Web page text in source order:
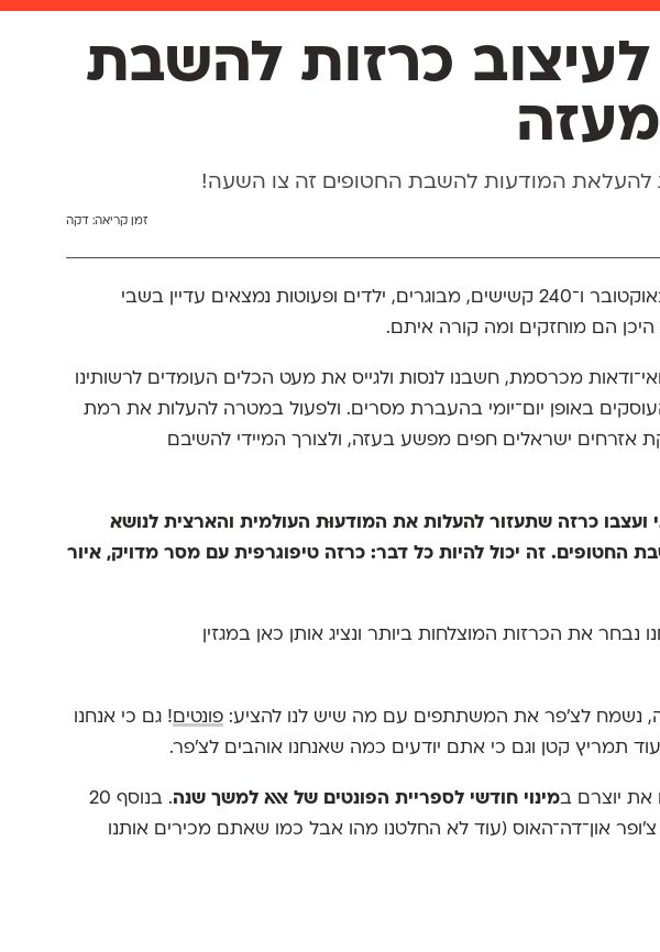
כרזות להשבת
להעלאת המודעות להשבת החטופים זה צו השעה!
זמן קריאה:דקה
יותר מחודש חלף מאז השביעי באוקטובר ו־240 קשישים, מבוגרים, ילדים ופעוטות נמצאים עדיין בשבי
הם מוחזקים ומה קורה איתם.
מכרסמת, חשבנו לנסות ולגייס את מעט הכלים העומדים לרשותינו
באופן יום־יומי בהעברת מסרים. ולפעול במטרה להעלות את רמת
אזרחים ישראלים חפים מפשע בעזה, ולצורך המיידי להשיבם
כרזה שתעזור להעלות את המודעוּת העולמית והארצית לנושא
החטופים. זה יכול להיות כל דבר: כרזה טיפוגרפית עם מסר מדויק, איור
נבחר את הכרזות המוצלחות ביותר ונציג אותן כאן במגזין
נשמח לצ׳פר את המשתתפים עם מה שיש לנו להציע: פונטים! גם כי אנחנו
תמריץ קטן וגם כי אתם יודעים כמה שאנחנו אוהבים לצ׳פר.
את יוצרם במינוי חודשי לספריית הפונטים של אאא למשך שנה
. בנוסף 20
און־דה־האוס (עוד לא החלטנו מהו אבל כמו שאתם מכירים אותנו